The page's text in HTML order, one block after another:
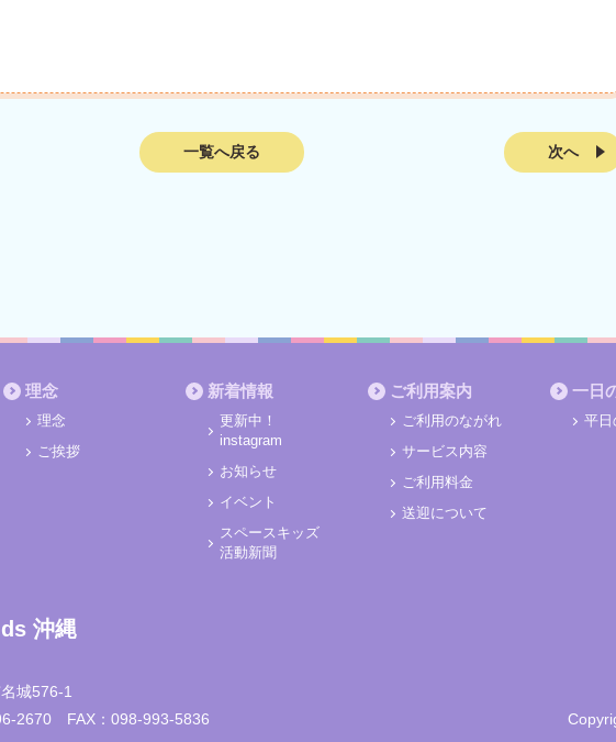
一覧へ戻る 次へ
理念
理念
ご挨拶
新着情報
更新中！
instagram
お知らせ
イベント
スペースキッズ
活動新聞
ご利用案内
ご利用のながれ
サービス内容
ご利用料金
送迎について
一日
平日
沖縄
城576-1
2670 FAX：098-993-5836